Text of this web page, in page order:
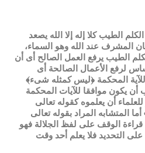
الطيب كلا إله إلا الله يصعد
المشرف عند الله وهو السماء،
الطيب يرفع العمل الصالح أى أن
لرفع الأعمال الصالحة أى
للآية المحكمة ﴿ليس كمثله شىء﴾
أن يكون موافقا للآيات المحكمة
أن يعلموه كقوله تعالى
المتشابه المراد بقوله تعالى
قراءة الوقف على لفظ الجلالة فهو
التحديد فلا يعلم أحد وقت